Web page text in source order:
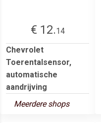
€ 12.14
Chevrolet
Toerentalsensor,
automatische
aandrijving
Meerdere shops